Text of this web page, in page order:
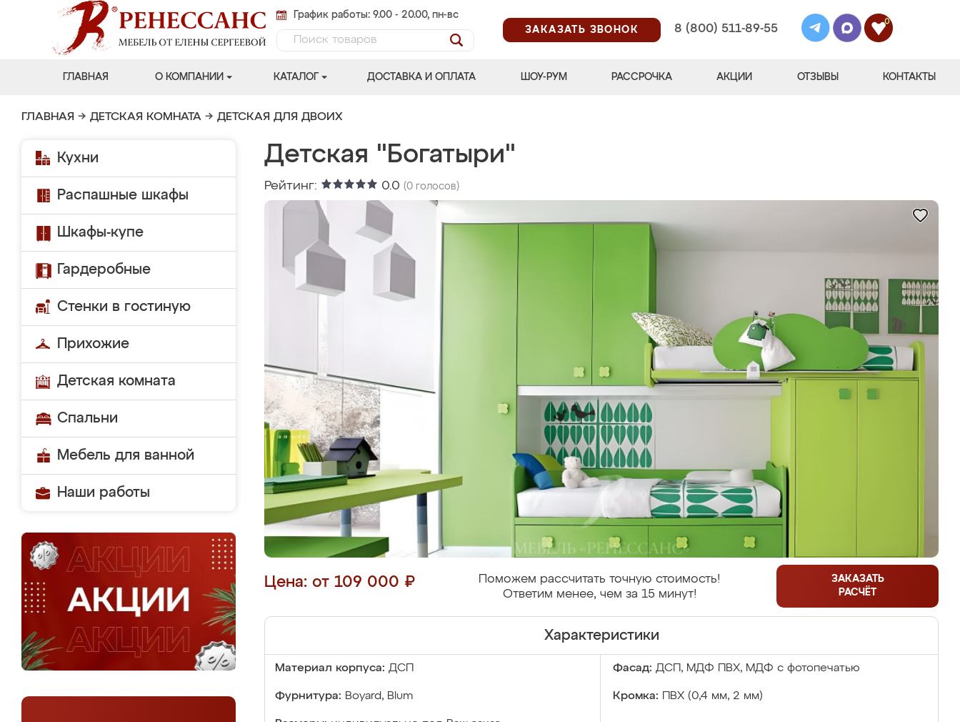
График работы: 9.00 - 20.00, пн-вс
ЗАКАЗАТЬ ЗВОНОК
8 (800) 511-89-55
0
ГЛАВНАЯ О КОМПАНИИ КАТАЛОГ ДОСТАВКА И ОПЛАТА ШОУ-РУМ РАССРОЧКА АКЦИИ ОТЗЫВЫ КОНТАКТЫ
ГЛАВНАЯ → ДЕТСКАЯ КОМНАТА → ДЕТСКАЯ ДЛЯ ДВОИХ
Кухни
Распашные шкафы
Шкафы-купе
Гардеробные
Стенки в гостиную
Прихожие
Детская комната
Спальни
Мебель для ванной
Наши работы
Детская "Богатыри"
Рейтинг: 0.0 (0 голосов)
Цена: от 109 000 ₽
Поможем рассчитать точную стоимость!
Ответим менее, чем за 15 минут!
ЗАКАЗАТЬ
РАСЧЁТ
Характеристики
Материал корпуса: ДСП Фасад: ДСП, МДФ ПВХ, МДФ с фотопечатью
Фурнитура: Boyard, Blum Кромка: ПВХ (0,4 мм, 2 мм)